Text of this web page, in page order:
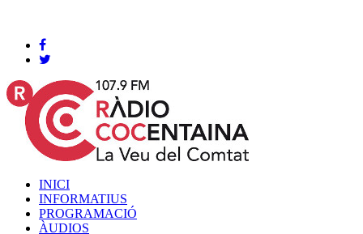
INICI
INFORMATIUS
PROGRAMACIÓ
ÀUDIOS